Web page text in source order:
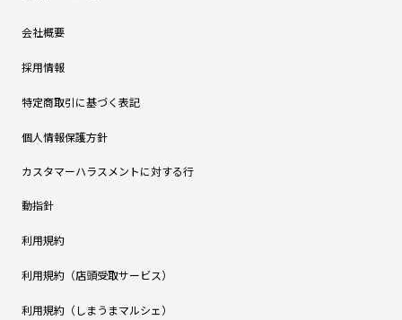
会社概要
採用情報
特定商取引に基づく表記
個人情報保護方針
カスタマーハラスメントに対する行
動指針
利用規約
利用規約（店頭受取サービス）
利用規約（しまうまマルシェ）